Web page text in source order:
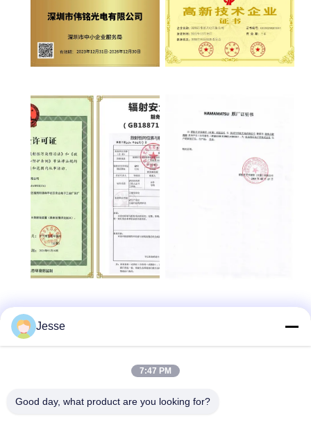
5F,B3, Anda Electronics Industriële Fabriek, Heping
Jesse
7:47 PM
Good day, what product are you looking for?